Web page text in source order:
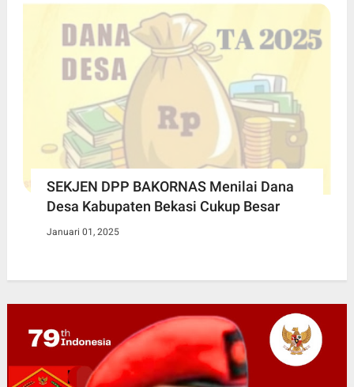
SEKJEN DPP BAKORNAS Menilai Dana
Desa Kabupaten Bekasi Cukup Besar
Januari 01, 2025